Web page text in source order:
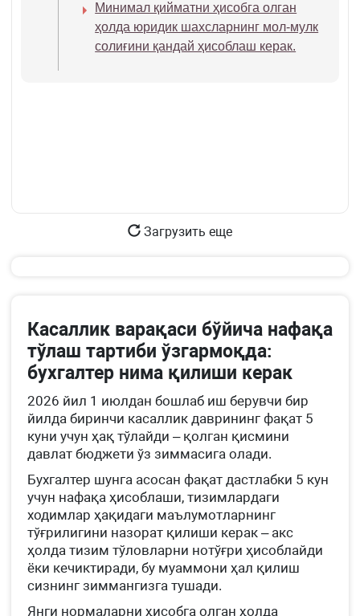
Минимал қийматни ҳисобга олган
ҳолда юридик шахсларнинг мол-мулк
солиғини қандай ҳисоблаш керак.
Загрузить еще
Касаллик варақаси бўйича нафақа
тўлаш тартиби ўзгармоқда:
бухгалтер нима қилиши керак
2026 йил 1 июлдан бошлаб иш берувчи бир
йилда биринчи касаллик даврининг фақат 5
куни учун ҳақ тўлайди – қолган қисмини
давлат бюджети ўз зиммасига олади.
Бухгалтер шунга асосан фақат дастлабки 5 кун
учун нафақа ҳисоблаши, тизимлардаги
ходимлар ҳақидаги маълумотларнинг
тўғрилигини назорат қилиши керак – акс
ҳолда тизим тўловларни нотўғри ҳисоблайди
ёки кечиктиради, бу муаммони ҳал қилиш
сизнинг зиммангизга тушади.
Янги нормаларни ҳисобга олган ҳолда